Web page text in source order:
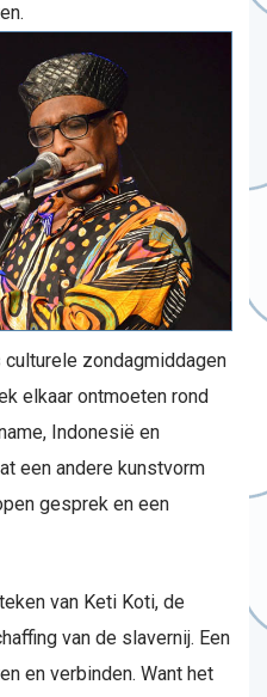
zondagmiddagen
elkaar ontmoeten rond
Indonesië en
een andere kunstvorm
gesprek en een
van Keti Koti, de
van de slavernij. Een
en verbinden. Want het